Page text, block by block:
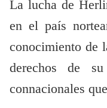
La lucha de
en el país
conocimiento de
derechos de
connacionales